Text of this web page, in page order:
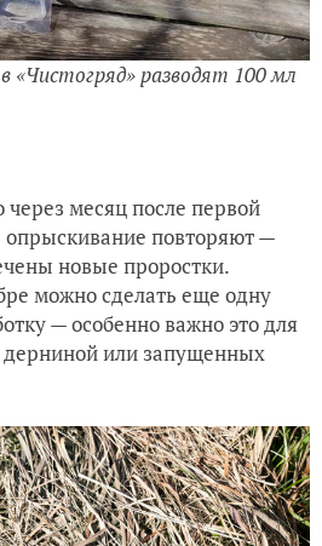
«Чистогряд» разводят 100 мл
месяц после первой
повторяют —
новые проростки.
можно сделать еще одну
— особенно важно это для
дерниной или запущенных